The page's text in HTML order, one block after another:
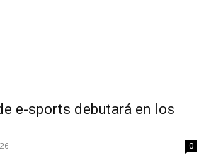
e-sports debutará en los
0